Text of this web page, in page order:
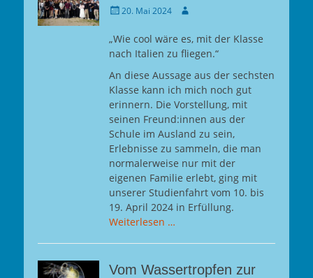
Gepostet
20. Mai 2024 Autor
„Wie cool wäre es, mit der Klasse
nach Italien zu fliegen.“
An diese Aussage aus der sechsten
Klasse kann ich mich noch gut
erinnern. Die Vorstellung, mit
seinen Freund:innen aus der
Schule im Ausland zu sein,
Erlebnisse zu sammeln, die man
normalerweise nur mit der
eigenen Familie erlebt, ging mit
unserer Studienfahrt vom 10. bis
19. April 2024 in Erfüllung.
Weiterlesen …
Vom Wassertropfen zur